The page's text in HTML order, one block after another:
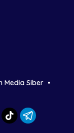
Media Siber